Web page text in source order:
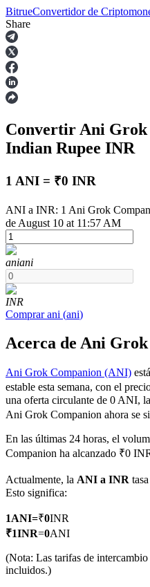
Futuros
Futuros del USDT
Futuros que utilizan USDT
Futuros COIN-M
Futuros de criptomonedas
TradFi
primas
BitrueConvertidor de
Share
Convertir Ani Grok
Indian Rupee INR
1 ANI = ₹0 INR
ANI a INR: 1 Ani Grok
de August 10 at 11:57 AM
aniani
INR
Comprar ani (ani)
Acerca de Ani
Ani Grok Companion (ANI)
estable esta semana, con el
una oferta circulante de 0 ANI,
Ani Grok Companion ahora se
En las últimas 24 horas, el
Companion ha alcanzado ₹0
Actualmente, la ANI a INR
Esto significa:
1ANI=₹0INR
₹1INR=0ANI
(Nota: Las tarifas de intercambio
incluidos.)